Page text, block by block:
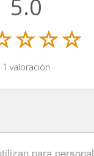
para
5.0
1 valoración